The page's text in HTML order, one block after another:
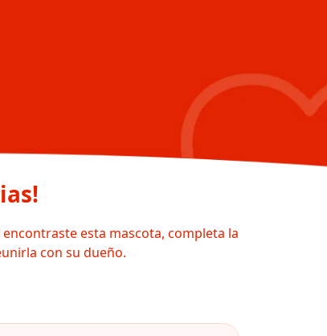
esta mascota, completa la
con su dueño.